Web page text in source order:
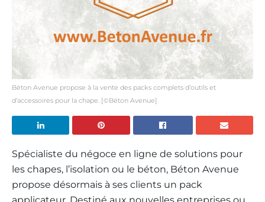
Béton Avenue propose à la vente des packs complets d’outils et
d’accessoires pour la chape. [©Béton Avenue]
Spécialiste du négoce en ligne de solutions pour
les chapes, l’isolation ou le béton, Béton Avenue
propose désormais à ses clients un pack
applicateur. Destiné aux nouvelles entreprises ou